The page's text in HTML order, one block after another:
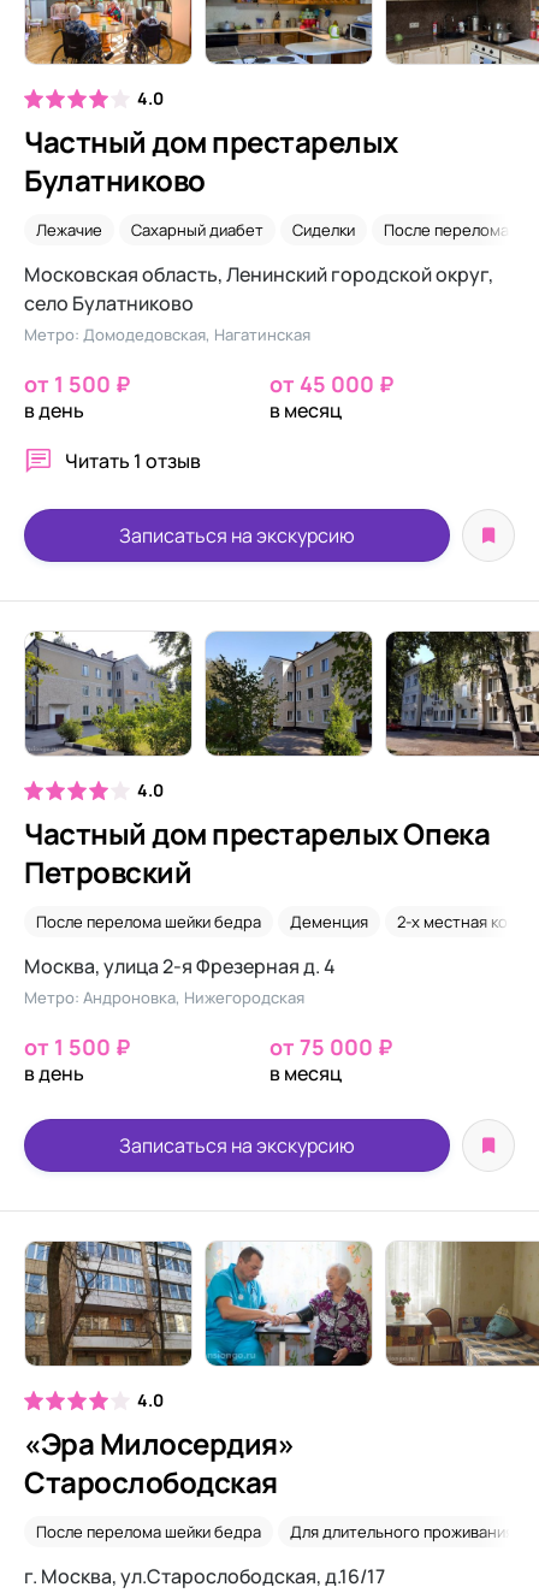
4.0
Частный дом престарелых
Булатниково
Лежачие Сахарный диабет Сиделки После перелома
Московская область, Ленинский городской округ,
село Булатниково
Метро: Домодедовская, Нагатинская
от 1 500 ₽
в день
от 45 000 ₽
в месяц
Читать 1 отзыв
Записаться на экскурсию
4.0
Частный дом престарелых Опека
Петровский
После перелома шейки бедра Деменция 2-х местная
Москва, улица 2-я Фрезерная д. 4
Метро: Андроновка, Нижегородская
от 1 500 ₽
в день
от 75 000 ₽
в месяц
Записаться на экскурсию
4.0
«Эра Милосердия»
Старослободская
После перелома шейки бедра Для длительного проживания
г. Москва, ул.Старослободская, д.16/17